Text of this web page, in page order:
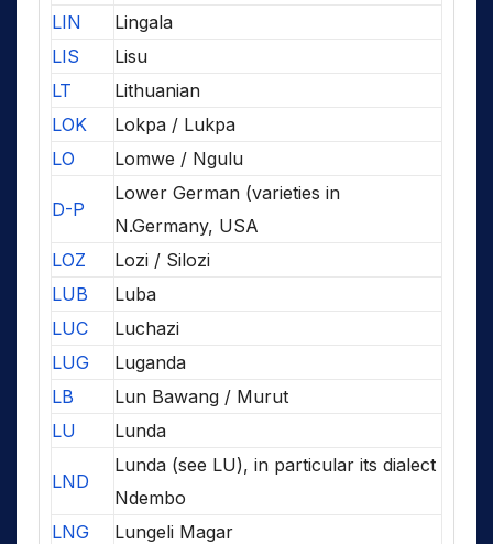
LIN
Lingala
LIS
Lisu
LT
Lithuanian
LOK
Lokpa / Lukpa
LO
Lomwe / Ngulu
D-P
Lower German (varieties in
N.Germany, USA
LOZ
Lozi / Silozi
LUB
Luba
LUC
Luchazi
LUG
Luganda
LB
Lun Bawang / Murut
LU
Lunda
LND
Lunda (see LU), in particular its dialect
Ndembo
LNG
Lungeli Magar